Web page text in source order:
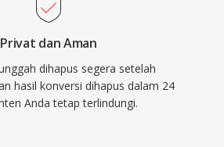
Privat dan Aman
dihapus segera setelah
hasil konversi dihapus dalam 24
Anda tetap terlindungi.